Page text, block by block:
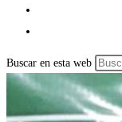
Buscar en esta web